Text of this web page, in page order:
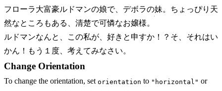
フローラ大富豪ルドマンの娘で、デボラの妹。ちょっぴり天
然なところもある、清楚で可憐なお嬢様。
ルドマンなんと、この私が、好きと申すか！？そ、それはい
かん！もう１度、考えてみなさい。
Change Orientation
To change the orientation, set orientation to "horizontal" or